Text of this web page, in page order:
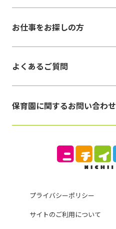
プライバシーポリシー
サイトのご利用について
お仕事をお探しの方
よくあるご質問
保育園に関するお問い合わせ